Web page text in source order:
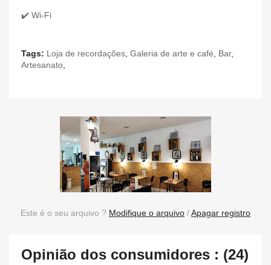
✔️ Wi-Fi
Tags: Loja de recordações Galeria de arte e café Bar,
Artesanato
Este é o seu arquivo ? Modifique o arquivo /Apagar registro
Opinião dos consumidores : (24)